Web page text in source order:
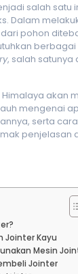
salah satu
Dalam
pohon
, salah satunya
Himalaya akan
mengenai
serta
penjelasan
Jointer Kayu
Mesin
Jointer